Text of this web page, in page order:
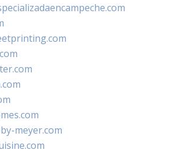
meyer.com